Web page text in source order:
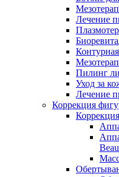
Лечение
Пилинг
Уход за
Лечение
Коррекция